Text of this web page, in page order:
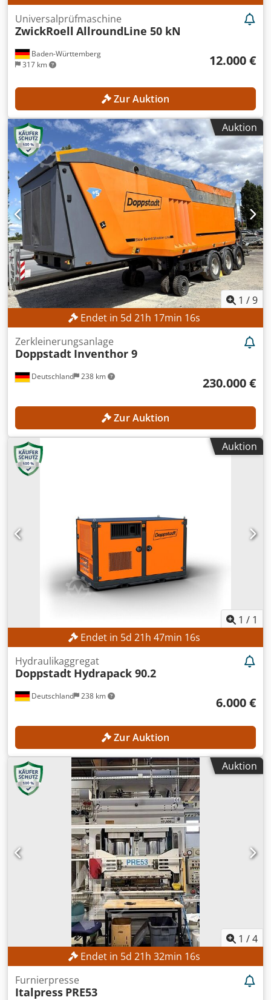
Baden-Württemberg
317 km
Universalprüfmaschine
ZwickRoell AllroundLine 50 kN
12.000 €
Zur Auktion
Auktion
1 /9
Endet in 5d 21h 17min 14s
Deutschland 238 km
Zerkleinerungsanlage
Doppstadt Inventhor 9
230.000 €
Zur Auktion
Auktion
1 / 1
Endet in 5d 21h 47min 14s
Deutschland 238 km
Hydraulikaggregat
Doppstadt Hydrapack 90.2
6.000 €
Zur Auktion
Auktion
1 /4
Endet in 5d 21h 32min 14s
Furnierpresse
Italpress PRE53